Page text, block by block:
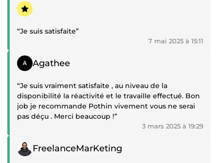
Témoignage positif
“Je suis satisfaite”
7 mai 2025 à 15:11
Témoignage positif
Agathee
“Je suis vraiment satisfaite , au niveau de la
disponibilité la réactivité et le travaille effectué. Bon
job je recommande Pothin vivement vous ne serai
pas déçu . Merci beaucoup !”
3 mars 2025 à 19:29
Témoignage positif
FreelanceMarKeting